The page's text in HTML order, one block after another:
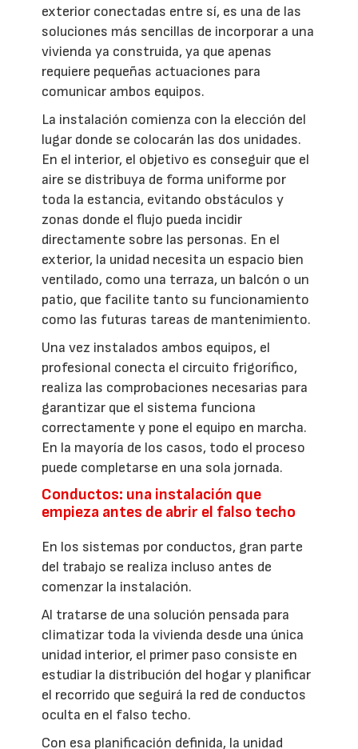
exterior conectadas entre sí, es una de las
soluciones más sencillas de incorporar a una
vivienda ya construida, ya que apenas
requiere pequeñas actuaciones para
comunicar ambos equipos.
La instalación comienza con la elección del
lugar donde se colocarán las dos unidades.
En el interior, el objetivo es conseguir que el
aire se distribuya de forma uniforme por
toda la estancia, evitando obstáculos y
zonas donde el flujo pueda incidir
directamente sobre las personas. En el
exterior, la unidad necesita un espacio bien
ventilado, como una terraza, un balcón o un
patio, que facilite tanto su funcionamiento
como las futuras tareas de mantenimiento.
Una vez instalados ambos equipos, el
profesional conecta el circuito frigorífico,
realiza las comprobaciones necesarias para
garantizar que el sistema funciona
correctamente y pone el equipo en marcha.
En la mayoría de los casos, todo el proceso
puede completarse en una sola jornada.
Conductos: una instalación que
empieza antes de abrir el falso techo
En los sistemas por conductos, gran parte
del trabajo se realiza incluso antes de
comenzar la instalación.
Al tratarse de una solución pensada para
climatizar toda la vivienda desde una única
unidad interior, el primer paso consiste en
estudiar la distribución del hogar y planificar
el recorrido que seguirá la red de conductos
oculta en el falso techo.
Con esa planificación definida, la unidad